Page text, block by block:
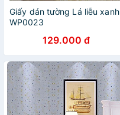
Giấy dán tường Lá liễu xanh
WP0023
129.000 đ